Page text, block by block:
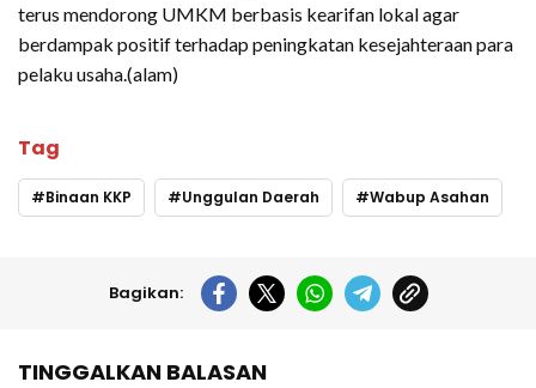
terus mendorong UMKM berbasis kearifan lokal agar
berdampak positif terhadap peningkatan kesejahteraan para
pelaku usaha.(alam)
Tag
Binaan KKP Unggulan Daerah Wabup Asahan
Bagikan:
TINGGALKAN BALASAN